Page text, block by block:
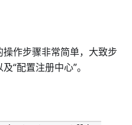
作步骤非常简单，大致步
“配置注册中心”。